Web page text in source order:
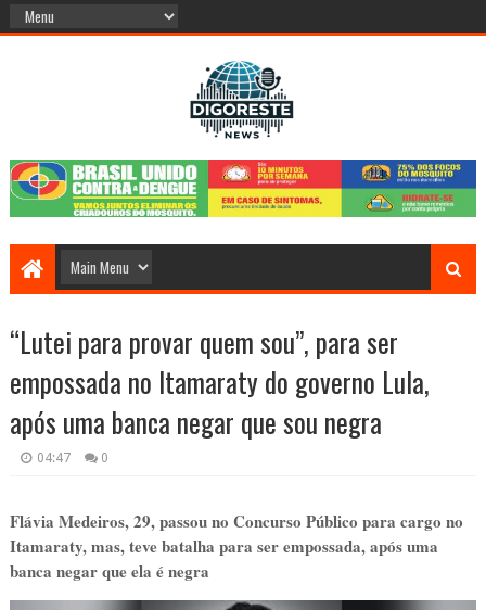
“Lutei para provar quem sou”, para ser
empossada no Itamaraty do governo Lula,
após uma banca negar que sou negra
04:47 0
Flávia Medeiros, 29, passou no Concurso Público para cargo no
Itamaraty, mas, teve batalha para ser empossada, após uma
banca negar que ela é negra